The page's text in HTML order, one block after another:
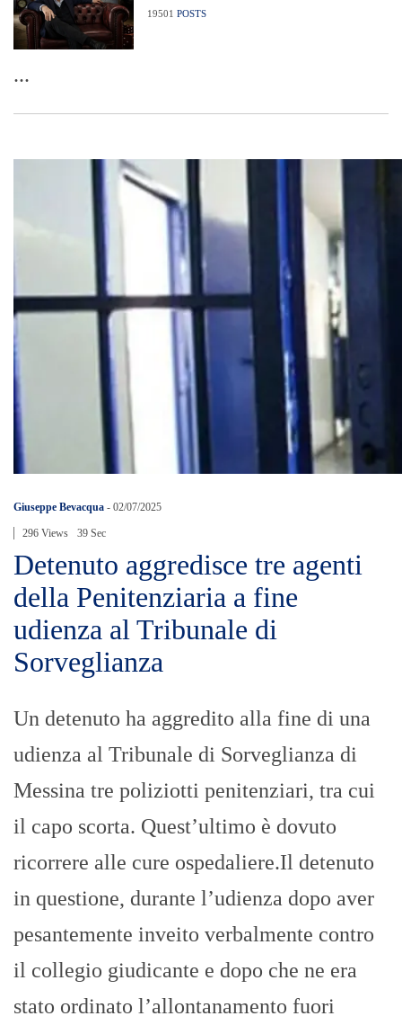
19501 POSTS
...
Giuseppe Bevacqua - 02/07/2025
296 Views 39 Sec
Detenuto aggredisce tre agenti
della Penitenziaria a fine
udienza al Tribunale di
Sorveglianza
Un detenuto ha aggredito alla fine di una
udienza al Tribunale di Sorveglianza di
Messina tre poliziotti penitenziari, tra cui
il capo scorta. Quest’ultimo è dovuto
ricorrere alle cure ospedaliere.Il detenuto
in questione, durante l’udienza dopo aver
pesantemente inveito verbalmente contro
il collegio giudicante e dopo che ne era
stato ordinato l’allontanamento fuori